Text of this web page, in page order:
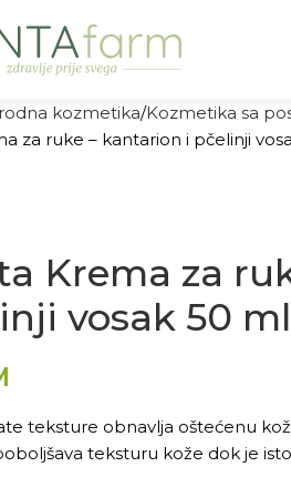
kozmetika Kozmetika sa
za ruke – kantarion i pčelinji
Krema za
vosak 50 ml
teksture obnavlja oštećenu
teksturu kože dok je